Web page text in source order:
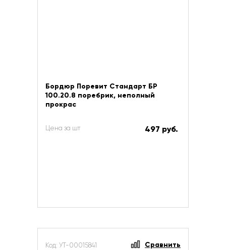
Бордюр Поревит Стандарт БР
100.20.8 поребрик, неполный
прокрас
Цена за шт 497 руб.
Код: УТ-00015841 Сравнить